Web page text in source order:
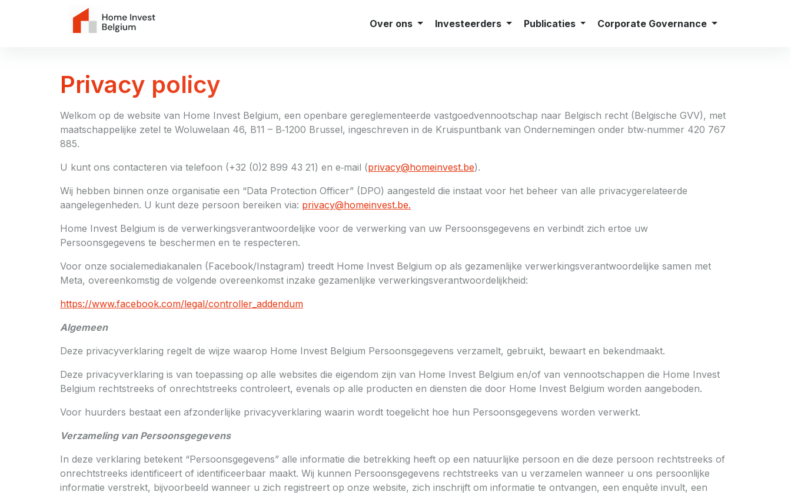
Over ons Investeerders Publicaties Corporate Governance
Privacy policy
Welkom op de website van Home Invest Belgium, een openbare gereglementeerde vastgoedvennootschap naar Belgisch recht (Belgische GVV), met
maatschappelijke zetel te Woluwelaan 46, B11 – B‑1200 Brussel, ingeschreven in de Kruispuntbank van Ondernemingen onder btw‑nummer 420 767
885.
U kunt ons contacteren via telefoon (+32 (0)2 899 43 21) en e‑mail (privacy@homeinvest.be).
Wij hebben binnen onze organisatie een “Data Protection Officer” (DPO) aangesteld die instaat voor het beheer van alle privacygerelateerde
aangelegenheden. U kunt deze persoon bereiken via: privacy@homeinvest.be.
Home Invest Belgium is de verwerkingsverantwoordelijke voor de verwerking van uw Persoonsgegevens en verbindt zich ertoe uw
Persoonsgegevens te beschermen en te respecteren.
Voor onze socialemediakanalen (Facebook/Instagram) treedt Home Invest Belgium op als gezamenlijke verwerkingsverantwoordelijke samen met
Meta, overeenkomstig de volgende overeenkomst inzake gezamenlijke verwerkingsverantwoordelijkheid:
https://www.facebook.com/legal/controller_addendum
Algemeen
Deze privacyverklaring regelt de wijze waarop Home Invest Belgium Persoonsgegevens verzamelt, gebruikt, bewaart en bekendmaakt.
Deze privacyverklaring is van toepassing op alle websites die eigendom zijn van Home Invest Belgium en/of van vennootschappen die Home Invest
Belgium rechtstreeks of onrechtstreeks controleert, evenals op alle producten en diensten die door Home Invest Belgium worden aangeboden.
Voor huurders bestaat een afzonderlijke privacyverklaring waarin wordt toegelicht hoe hun Persoonsgegevens worden verwerkt.
Verzameling van Persoonsgegevens
In deze verklaring betekent “Persoonsgegevens” alle informatie die betrekking heeft op een natuurlijke persoon en die deze persoon rechtstreeks of
onrechtstreeks identificeert of identificeerbaar maakt. Wij kunnen Persoonsgegevens rechtstreeks van u verzamelen wanneer u ons persoonlijke
informatie verstrekt, bijvoorbeeld wanneer u zich registreert op onze website, zich inschrijft om informatie te ontvangen, een enquête invult, een